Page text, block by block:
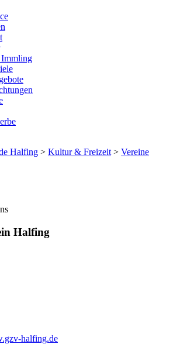
Immling
Halfing > Kultur & Freizeit > Vereine
Halfing
halfing.de